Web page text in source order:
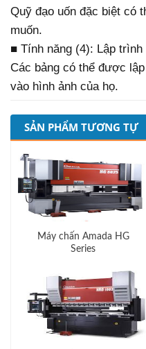
Quỹ đạo uốn đặc biệt có
muốn.
■ Tính năng (4): Lập
Các bảng có thể được
vào hình ảnh của họ.
SẢN PHẨM TƯƠNG TỰ
Máy chấn Amada HG
Series